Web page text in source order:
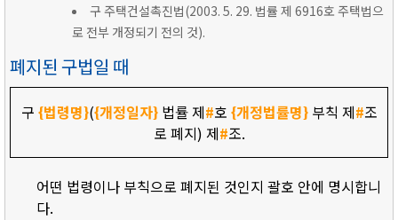
구 주택건설촉진법(2003. 5. 29. 법률 제 6916호 주택법으
로 전부 개정되기 전의 것).
폐지된 구법일 때
구 {법령명}({개정일자}법률 제#호 {개정법률명}부칙 제#조
로 폐지) 제#조.
어떤 법령이나 부칙으로 폐지된 것인지 괄호 안에 명시합니
다.